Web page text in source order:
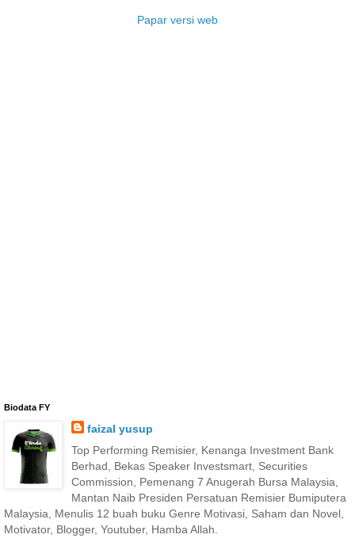
Papar versi web
Biodata FY
faizal yusup
Top Performing Remisier, Kenanga Investment Bank
Berhad, Bekas Speaker Investsmart, Securities
Commission, Pemenang 7 Anugerah Bursa Malaysia,
Mantan Naib Presiden Persatuan Remisier Bumiputera
Malaysia, Menulis 12 buah buku Genre Motivasi, Saham dan Novel,
Motivator, Blogger, Youtuber, Hamba Allah.